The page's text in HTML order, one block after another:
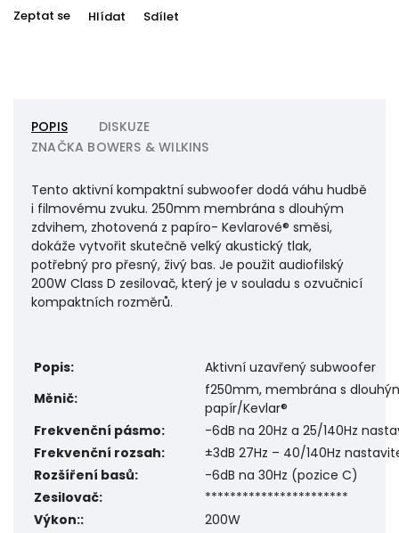
Zeptat se Hlídat Sdílet
POPIS
DISKUZE
ZNAČKA BOWERS & WILKINS
Tento aktivní kompaktní subwoofer dodá váhu hudbě
i filmovému zvuku. 250mm membrána s dlouhým
zdvihem, zhotovená z papíro- Kevlarové® směsi,
dokáže vytvořit skutečně velký akustický tlak,
potřebný pro přesný, živý bas. Je použit audiofilský
200W Class D zesilovač, který je v souladu s ozvučnicí
kompaktních rozměrů.
Popis:
Aktivní uzavřený subwoofer
Měnič:
f250mm, membrána s
papír/Kevlar®
Frekvenční pásmo:
-6dB na 20Hz a 25/140Hz
Frekvenční rozsah:
±3dB 27Hz – 40/140Hz
Rozšíření basů:
-6dB na 30Hz (pozice C)
Zesilovač:
***********************
Výkon::
200W